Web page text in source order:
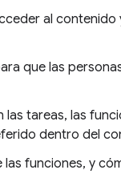
al contenido
que las
las tareas, las
dentro del
funciones, y